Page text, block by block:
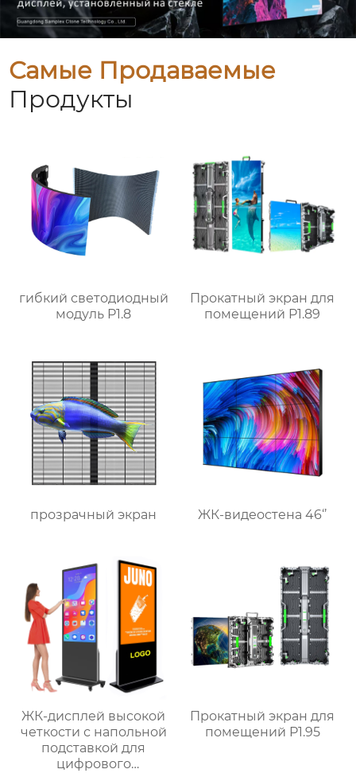
Самые Продаваемые
Продукты
гибкий светодиодный
модуль P1.8
Прокатный экран для
помещений P1.89
прозрачный экран ЖК-видеостена 46‘’
ЖК-дисплей высокой
четкости с напольной
подставкой для
цифрового
Прокатный экран для
помещений P1.95